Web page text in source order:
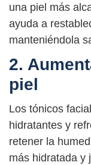
una piel más
ayuda a
manteniéndola
2.
piel
Los tónicos
hidratantes y
retener la
más hidratada y